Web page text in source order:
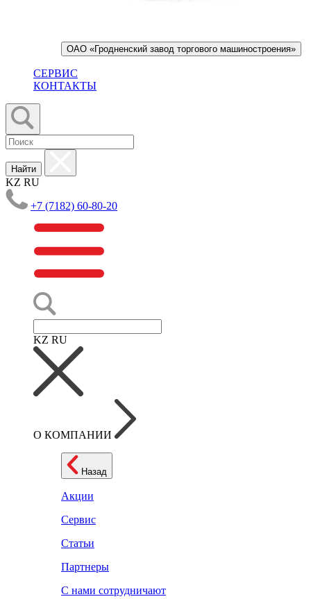
ОАО «Гродненский завод торгового машиностроения»
СЕРВИС
КОНТАКТЫ
Найти
KZ RU
+7 (7182) 60-80-20
KZ RU
О КОМПАНИИ
Назад
Акции
Сервис
Статьи
Партнеры
С нами сотрудничают